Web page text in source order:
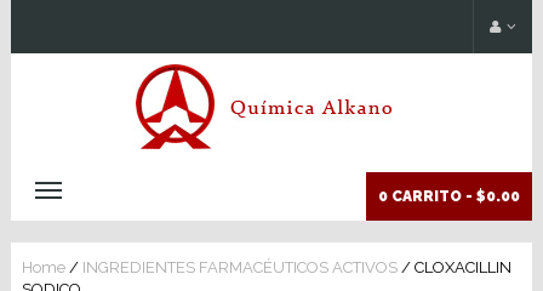
0 CARRITO - $0.00
Home / INGREDIENTES FARMACÉUTICOS ACTIVOS / CLOXACILLIN